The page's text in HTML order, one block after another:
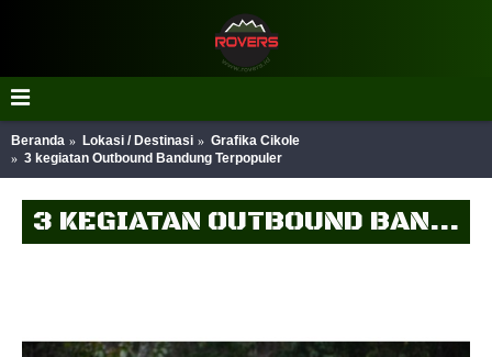
Beranda Lokasi / Destinasi
Grafika Cikole
3 kegiatan Outbound Bandung Terpopuler
3 KEGIATAN OUTBOUND BANDUNG TERPOPULER